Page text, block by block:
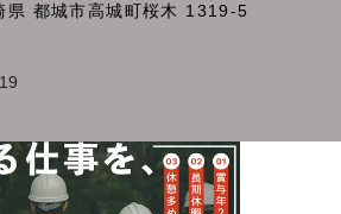
都城市高城町桜木 1319-5